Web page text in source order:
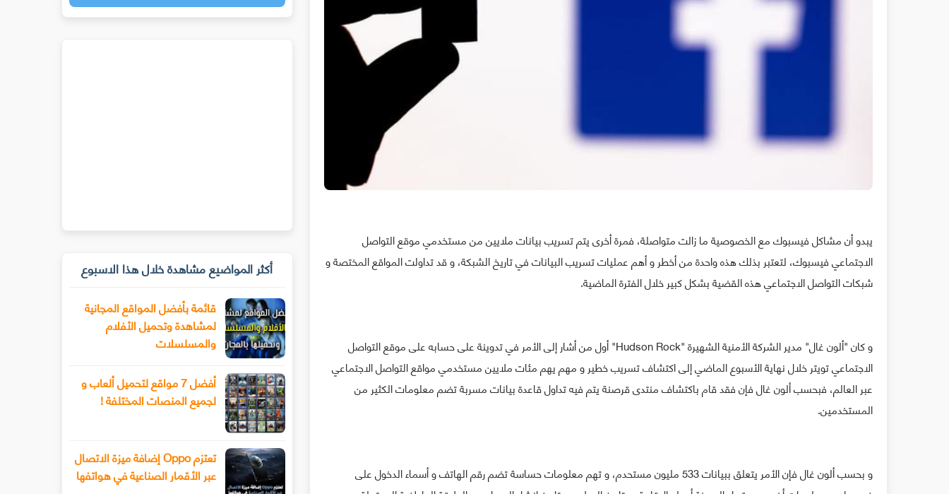
يبدو أن مشاكل فيسبوك مع الخصوصية ما زالت متواصلة، فمرة أخرى يتم تسريب بيانات ملايين من مستخدمي موقع التواصل
الاجتماعي فيسبوك، لتعتبر بذلك هذه واحدة من أخطر و أهم عمليات تسريب البيانات في تاريخ الشبكة، و قد تداولت المواقع المختصة و
شبكات التواصل الاجتماعي هذه القضية بشكل كبير خلال الفترة الماضية.
و كان "ألون غال" مدير الشركة الأمنية الشهيرة "Hudson Rock" أول من أشار إلى الأمر في تدوينة على حسابه على موقع التواصل
الاجتماعي تويتر خلال نهاية الأسبوع الماضي إلى اكتشاف تسريب خطير و مهم يهم مئات ملايين مستخدمي مواقع التواصل الاجتماعي
عبر العالم، فبحسب ألون غال فإن فقد قام باكتشاف منتدى قرصنة يتم فيه تداول قاعدة بيانات مسربة تضم معلومات الكثير من
المستخدمين.
و بحسب ألون غال فإن الأمر يتعلق ببيانات 533 مليون مستحدم، و تهم معلومات حساسة تضم رقم الهاتف و أسماء الدخول على
أكثر المواضيع مشاهدة خلال هذا الاسبوع
قائمة بأفضل المواقع المجانية
لمشاهدة وتحميل الأفلام
والمسلسلات
أفضل 7 مواقع لتحميل ألعاب و
لجميع المنصات المختلفة !
تعتزم Oppo إضافة ميزة الاتصال
عبر الأقمار الصناعية في هواتفها